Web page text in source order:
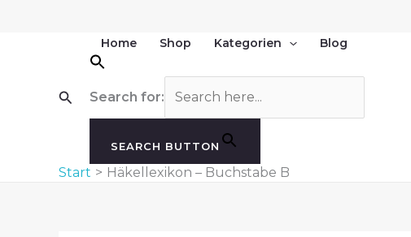
Suchen
Home Shop Kategorien Blog
Search for:
SEARCH BUTTON
Start Häkellexikon – Buchstabe B